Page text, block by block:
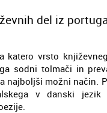
del iz
katero vrsto
sodni tolmači in
najboljši možni način.
v danski jezik